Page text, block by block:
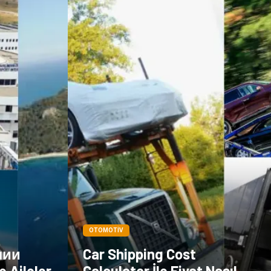
Göz Hastalıkları Kısırlık
Aksesuar
Sağlık Haberleri Blogroll
Spor Malzemeleri Hediyelik Eşya
Kültür Acil ve İlkyardım
OTOMOTIV
Car Shipping Cost